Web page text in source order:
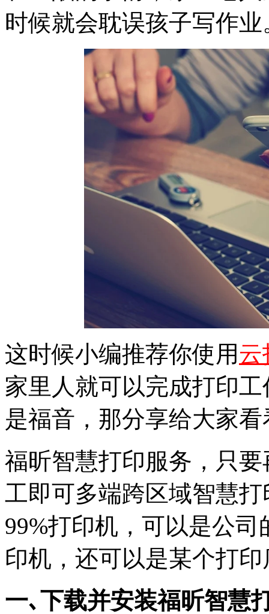
时候就会耽误孩子写作业
这时候小编推荐你使用 云
家里人就可以完成打印
是福音，那分享给大家
福昕智慧打印服务，只
工即可多端跨区域智慧
99%打印机，可以是公
印机，还可以是某个打
一､下载并安装福昕智慧